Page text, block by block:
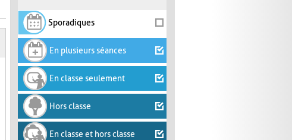
Sporadiques
En plusieurs séances
En classe seulement
Hors classe
En classe et hors classe